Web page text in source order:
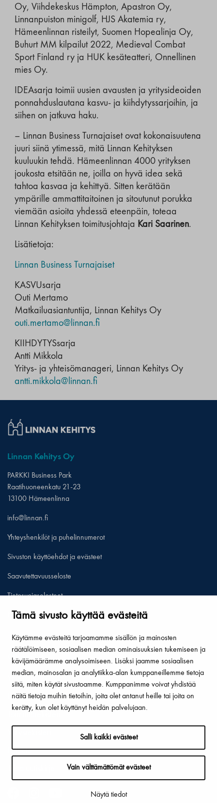
Tämä sivusto käyttää evästeitä
Käytämme evästeitä tarjoamamme sisällön ja mainosten
räätälöimiseen, sosiaalisen median ominaisuuksien tukemiseen ja
kävijämäärämme analysoimiseen. Lisäksi jaamme sosiaalisen
median, mainosalan ja analytiikka-alan kumppaneillemme tietoja
siitä, miten käytät sivustoamme. Kumppanimme voivat yhdistää
näitä tietoja muihin tietoihin, joita olet antanut heille tai joita on
kerätty, kun olet käyttänyt heidän palvelujaan.
Salli kaikki evästeet
Vain välttämättömät evästeet
Näytä tiedot
Oy, Viihdekeskus Hämpton, Apastron Oy,
Linnanpuiston minigolf, HJS Akatemia ry,
Hämeenlinnan risteilyt, Suomen Hopealinja Oy,
Buhurt MM kilpailut 2022, Medieval Combat
Sport Finland ry ja HUK kesäteatteri, Onnellinen
mies Oy.
IDEAsarja toimii uusien avausten ja yritysideoiden
ponnahduslautana kasvu- ja kiihdytyssarjoihin, ja
siihen on jatkuva haku.
– Linnan Business Turnajaiset ovat kokonaisuutena
juuri siinä ytimessä, mitä Linnan Kehityksen
kuuluukin tehdä. Hämeenlinnan 4000 yrityksen
joukosta etsitään ne, joilla on hyvä idea sekä
tahtoa kasvaa ja kehittyä. Sitten kerätään
ympärille ammattitaitoinen ja sitoutunut porukka
viemään asioita yhdessä eteenpäin, toteaa
Linnan Kehityksen toimitusjohtaja Kari Saarinen.
Lisätietoja:
Linnan Business Turnajaiset
KASVUsarja
Outi Mertamo
Matkailuasiantuntija, Linnan Kehitys Oy
outi.mertamo@linnan.fi
KIIHDYTYSsarja
Antti Mikkola
Yritys- ja yhteisömanageri, Linnan Kehitys Oy
antti.mikkola@linnan.fi
Linnan Kehitys Oy
PARKKI Business Park
Raatihuoneenkatu 21-23
13100 Hämeenlinna
info@linnan.fi
Yhteyshenkilöt ja puhelinnumerot
Sivuston käyttöehdot ja evästeet
Saavutettavuusseloste
Tietosuojaselosteet
Näytä omat evästeasetukseni
© 2026 Hämeenlinnan kaupunki
Oikopolut
Yhteystiedot
Laskutus ja verkkolaskuosoite
Toimitilarekisteri
Palaute